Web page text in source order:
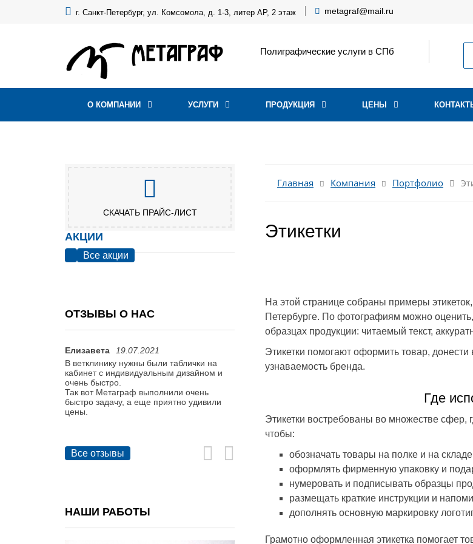
г. Санкт-Петербург, ул. Комсомола, д. 1-3, литер АР, 2 этаж metagraf@mail.ru
Полиграфические услуги в СПб
О КОМПАНИИ УСЛУГИ ПРОДУКЦИЯ ЦЕНЫ
СКАЧАТЬ ПРАЙС-ЛИСТ
АКЦИИ
Все акции
ОТЗЫВЫ О НАС
Елизавета
19.07.2021
В ветклинику нужны были таблички на
кабинет с индивидуальным дизайном и
очень быстро.
Так вот Метаграф выполнили очень
быстро задачу, а еще приятно удивили
цены.
Варвара
19.07.2021
Директор срочно попросил заказать гост
табличку на оборудование.
сотрудничать, так же рекомендую всем
колегам и друзьям о вас.
Виктор
Благодарим Вас.
Все отзывы
НАШИ РАБОТЫ
Главная Компания Портфолио
Этикетки
На этой странице собраны примеры
Петербурге. По фотографиям можно оценить,
образцах продукции: читаемый текст,
Этикетки помогают оформить товар,
узнаваемость бренда.
Где
Этикетки востребованы во множестве сфер,
чтобы:
обозначать товары на полке и на
оформлять фирменную упаковку и
нумеровать и подписывать образцы
размещать краткие инструкции и
дополнять основную маркировку
Грамотно оформленная этикетка помогает